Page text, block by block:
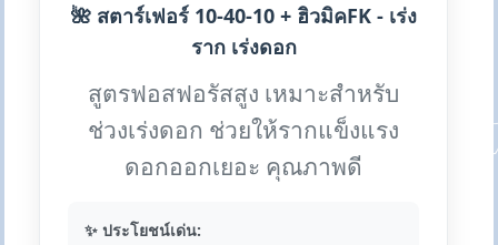
🌺 สตาร์เฟอร์ 10-40-10 + ฮิวมิคFK - เร่ง
ราก เร่งดอก
สูตรฟอสฟอรัสสูง เหมาะสำหรับ
ช่วงเร่งดอก ช่วยให้รากแข็งแรง
ดอกออกเยอะ คุณภาพดี
✨ ประโยชน์เด่น: